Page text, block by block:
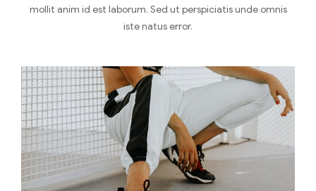
mollit anim id est laborum. Sed ut perspiciatis unde omnis
iste natus error.